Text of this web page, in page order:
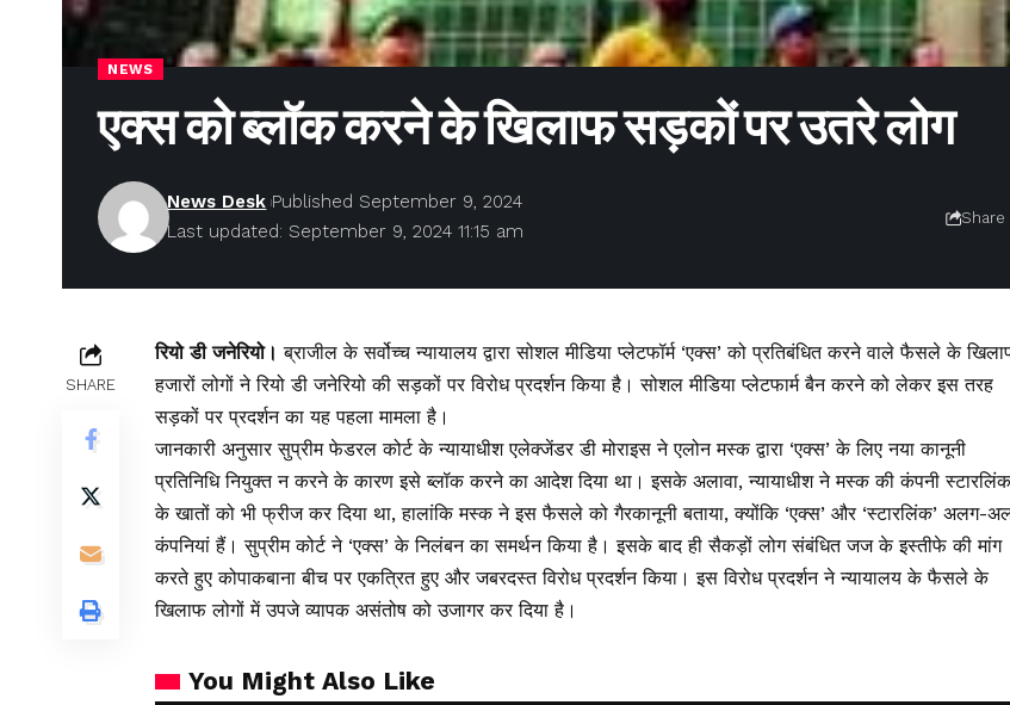
NEWS
एक्स को ब्लॉक करने के खिलाफ सड़कों पर उतरे लोग
Last updated: September 9, 2024 11:15 am
News Desk Published September 9, 2024
Share
SHARE
रियो डी जनेरियो। ब्राजील के सर्वोच्च न्यायालय द्वारा सोशल मीडिया प्लेटफॉर्म ‘एक्स’ को प्रतिबंधित करने वाले फैसले के
हजारों लोगों ने रियो डी जनेरियो की सड़कों पर विरोध प्रदर्शन किया है। सोशल मीडिया प्लेटफार्म बैन करने को लेकर इस तरह
सड़कों पर प्रदर्शन का यह पहला मामला है।
जानकारी अनुसार सुप्रीम फेडरल कोर्ट के न्यायाधीश एलेक्जेंडर डी मोराइस ने एलोन मस्क द्वारा ‘एक्स’ के लिए नया कानूनी
प्रतिनिधि नियुक्त न करने के कारण इसे ब्लॉक करने का आदेश दिया था। इसके अलावा, न्यायाधीश ने मस्क की कंपनी स्टारलिंक
के खातों को भी फ्रीज कर दिया था, हालांकि मस्क ने इस फैसले को गैरकानूनी बताया, क्योंकि ‘एक्स’ और ‘स्टारलिंक’ अलग-
कंपनियां हैं। सुप्रीम कोर्ट ने ‘एक्स’ के निलंबन का समर्थन किया है। इसके बाद ही सैकड़ों लोग संबंधित जज के इस्तीफे की मांग
करते हुए कोपाकबाना बीच पर एकत्रित हुए और जबरदस्त विरोध प्रदर्शन किया। इस विरोध प्रदर्शन ने न्यायालय के फैसले के
खिलाफ लोगों में उपजे व्यापक असंतोष को उजागर कर दिया है।
You Might Also Like